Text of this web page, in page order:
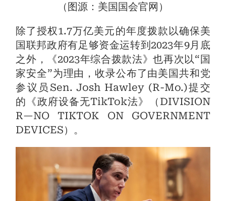
（图源：美国国会官网）
除了授权1.7万亿美元的年度拨款以确保美
国联邦政府有足够资金运转到2023年9月底
之外，《2023年综合拨款法》也再次以“国
家安全”为理由，收录公布了由美国共和党
参议员Sen. Josh Hawley (R-Mo.)提交
的《政府设备无TikTok法》（DIVISION
R—NO TIKTOK ON GOVERNMENT
DEVICES）。